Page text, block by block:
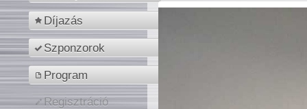
Díjazás
Szponzorok
Program
Regisztráció